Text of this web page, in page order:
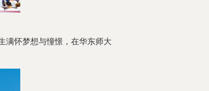
满怀梦想与憧憬，在华东师大